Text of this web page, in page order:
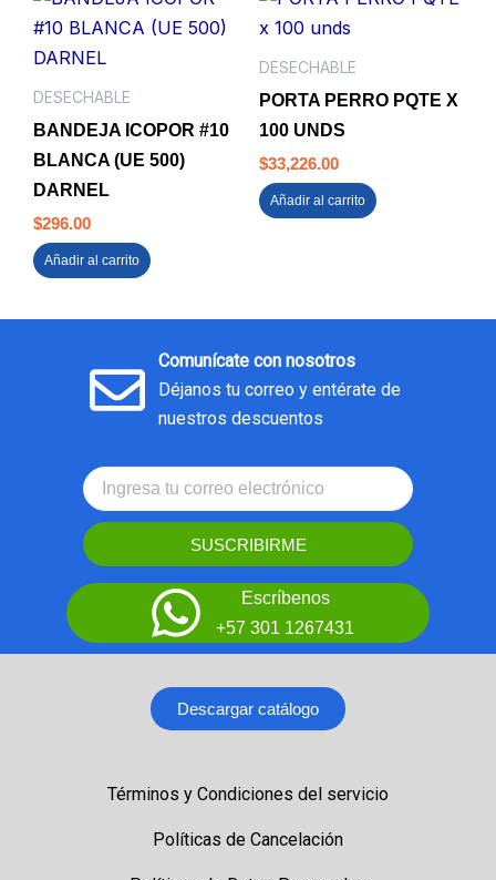
DESECHABLE
BANDEJA ICOPOR #10
BLANCA (UE 500)
DARNEL
$296.00
Añadir al carrito
DESECHABLE
PORTA PERRO PQTE X
100 UNDS
$33,226.00
Añadir al carrito
Comunícate con nosotros
Déjanos tu correo y entérate de
nuestros descuentos
SUSCRIBIRME
Escríbenos
+57 301 1267431
Descargar catálogo
Términos y Condiciones del servicio
Políticas de Cancelación